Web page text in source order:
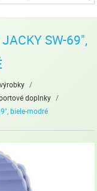
SW-69",
/
doplnky /
biele-modré